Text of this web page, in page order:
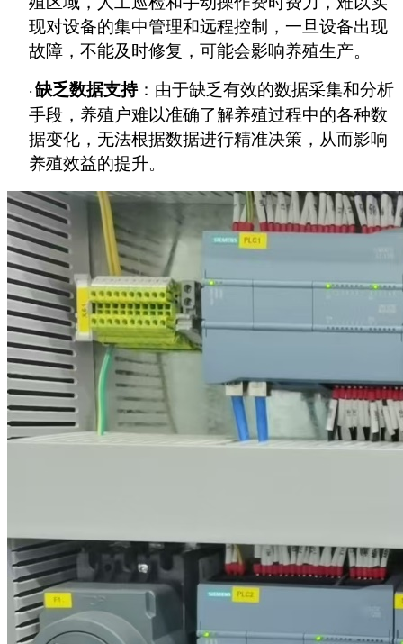
现对设备的集中管理和远程控制，一旦设备出现
故障，不能及时修复，可能会影响养殖生产。
· 缺乏数据支持：由于缺乏有效的数据采集和分析
手段，养殖户难以准确了解养殖过程中的各种数
据变化，无法根据数据进行精准决策，从而影响
养殖效益的提升。